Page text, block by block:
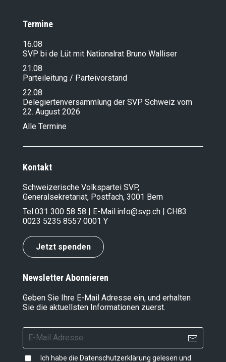
Termine
16.08
SVP bi de Lüt mit Nationalrat Bruno Walliser
21.08
Parteileitung / Parteivorstand
22.08
Delegiertenversammlung der SVP Schweiz vom
22. August 2026
Alle Termine
Kontakt
Schweizerische Volkspartei SVP,
Generalsekretariat, Postfach, 3001 Bern
Tel.031 300 58 58 | E-Mail:info@svp.ch | CH83
0023 5235 8557 0001 Y
Jetzt spenden
Newsletter Abonnieren
Geben Sie Ihre E-Mail Adresse ein, und erhalten
Sie die aktuellsten Informationen zuerst.
Ich habe die Datenschutzerklärung gelesen und